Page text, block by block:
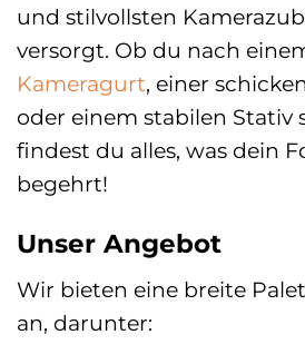
und stilvollsten
versorgt. Ob du nach
Kameragurt, einer
oder einem stabilen Stativ
findest du alles, was dein
begehrt!
Unser Angebot
Wir bieten eine breite
an, darunter: